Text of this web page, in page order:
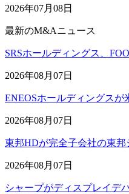
2026年07月08日
最新のM&Aニュース
SRSホールディングス、
2026年08月07日
ENEOSホールディングス
2026年08月07日
東邦HDが完全子会社の東
2026年08月07日
シャープがディスプレイデ